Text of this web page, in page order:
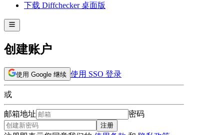
下载 Diffchecker 桌面版
创建账户
使用 Google 继续 使用 SSO 登录
或
邮箱地址 密码
注册